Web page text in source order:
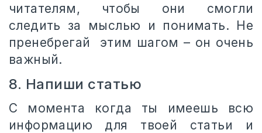
читателям, чтобы они смогли
следить за мыслью и понимать. Не
пренебрегай этим шагом – он очень
важный.
8. Напиши статью
С момента когда ты имеешь всю
информацию для твоей статьи и